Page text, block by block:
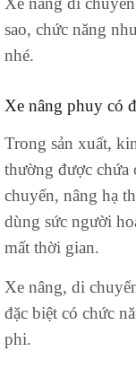
sao, chức năng
nhé.
Xe nâng phuy có
Trong sản xuất,
thường được chứa
chuyển, nâng hạ
dùng sức người
mất thời gian.
Xe nâng, di
đặc biệt có chức
phi.